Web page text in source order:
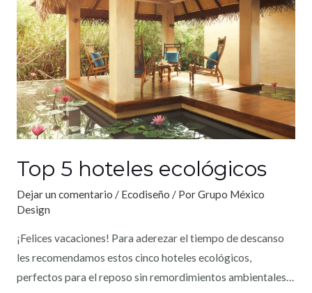
Top 5 hoteles ecológicos
Dejar un comentario / Ecodiseño / PorGrupo México
Design
¡Felices vacaciones! Para aderezar el tiempo de descanso
les recomendamos estos cinco hoteles ecológicos,
perfectos para el reposo sin remordimientos ambientales…